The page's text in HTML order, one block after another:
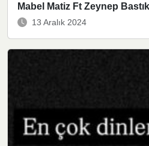
Mabel Matiz Ft Zeynep
13 Aralık 2024